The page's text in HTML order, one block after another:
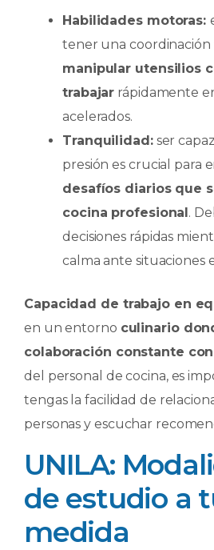
Habilidades motoras:
tener una coordinación
manipular utensilios
trabajar rápidamente
acelerados.
Tranquilidad:ser
presión es crucial para
desafíos diarios que
cocina profesional.
decisiones rápidas
calma ante situaciones
Capacidad de trabajo en
en un entorno culinario
colaboración constante
del personal de cocina, es
tengas la facilidad de
personas y escuchar
UNILA:
de estudio a
medida